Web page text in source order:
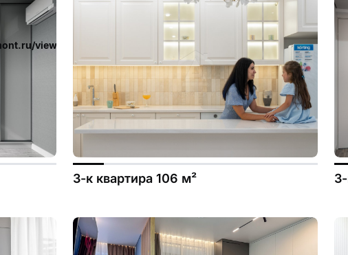
view/templates_c/
3-к квартира 106 м²